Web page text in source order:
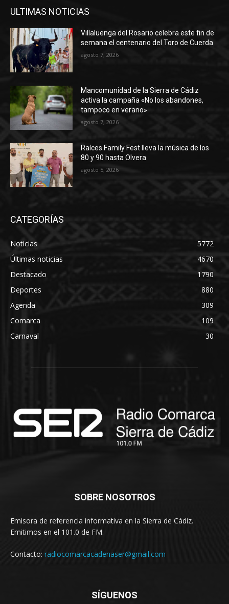
ULTIMAS NOTICIAS
Villaluenga del Rosario celebra este fin de
semana el centenario del Toro de Cuerda
agosto 7, 2026
Mancomunidad de la Sierra de Cádiz
activa la campaña «No los abandones,
tampoco en verano»
agosto 7, 2026
Raíces Family Fest lleva la música de los
80 y 90 hasta Olvera
agosto 5, 2026
CATEGORÍAS
Noticias
5772
Últimas noticias
4670
Destacado
1790
Deportes
880
Agenda
309
Comarca
109
Carnaval
30
SOBRE NOSOTROS
Emisora de referencia informativa en la Sierra de Cádiz.
Emitimos en el 101.0 de FM.
Contacto: radiocomarcacadenaser@gmail.com
SÍGUENOS